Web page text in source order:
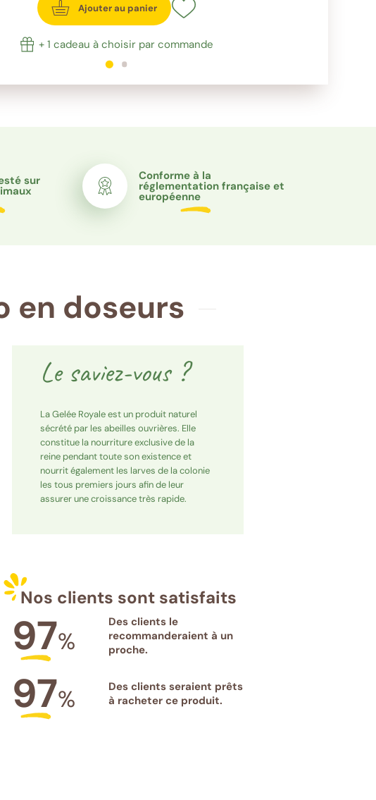
Ajouter au panier
+ 1 cadeau à choisir par commande
1sur 2 2sur 2
sur Conforme à la
réglementation française et
européenne
en doseurs
Le saviez-vous ?
La Gelée Royale est un produit naturel
sécrété par les abeilles ouvrières. Elle
constitue la nourriture exclusive de la
reine pendant toute son existence et
nourrit également les larves de la colonie
les tous premiers jours afin de leur
assurer une croissance très rapide.
Nos clients sont satisfaits
97%
Des clients le
recommanderaient à un
proche.
97%
Des clients seraient prêts
à racheter ce produit.